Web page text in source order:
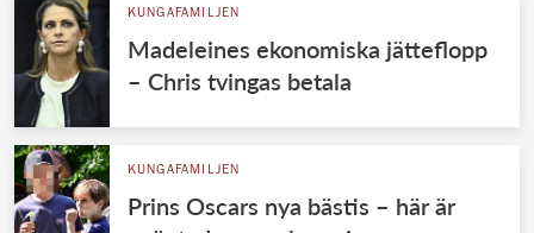
KUNGAFAMILJEN
Madeleines ekonomiska jätteflopp
– Chris tvingas betala
KUNGAFAMILJEN
Prins Oscars nya bästis – här är